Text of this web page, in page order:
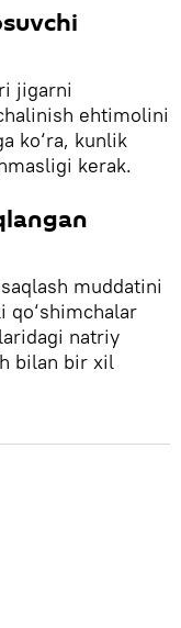
jigarni
ehtimolini
ko‘ra, kunlik
kerak.
muddatini
qo‘shimchalar
natriy
bilan bir xil